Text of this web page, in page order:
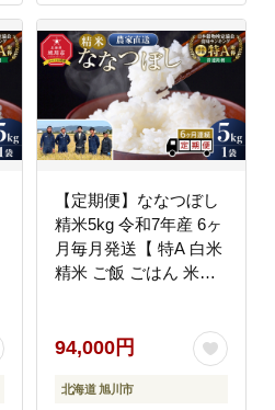
【定期便】ななつぼし
精米5kg 令和7年産 6ヶ
月毎月発送【 特A 白米
精米 ご飯 ごはん 米
道ふるさと納税 旭川市
94,000円
北海道 旭川市